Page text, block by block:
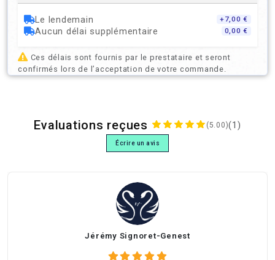
Le lendemain +7,00 €
Aucun délai supplémentaire 0,00 €
Ces délais sont fournis par le prestataire et seront
confirmés lors de l’acceptation de votre commande.
Evaluations reçues (5.00)(1)
Écrire un avis
Jérémy Signoret-Genest